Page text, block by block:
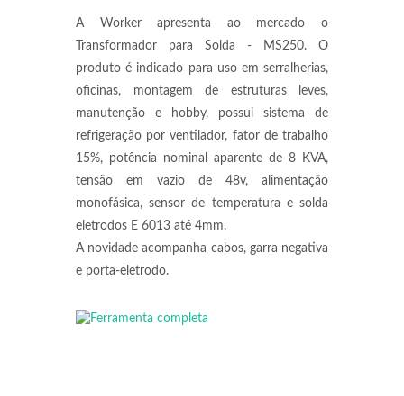
A Worker apresenta ao mercado o
Transformador para Solda - MS250. O
produto é indicado para uso em serralherias,
oficinas, montagem de estruturas leves,
manutenção e hobby, possui sistema de
refrigeração por ventilador, fator de trabalho
15%, potência nominal aparente de 8 KVA,
tensão em vazio de 48v, alimentação
monofásica, sensor de temperatura e solda
eletrodos E 6013 até 4mm.
A novidade acompanha cabos, garra negativa
e porta-eletrodo.